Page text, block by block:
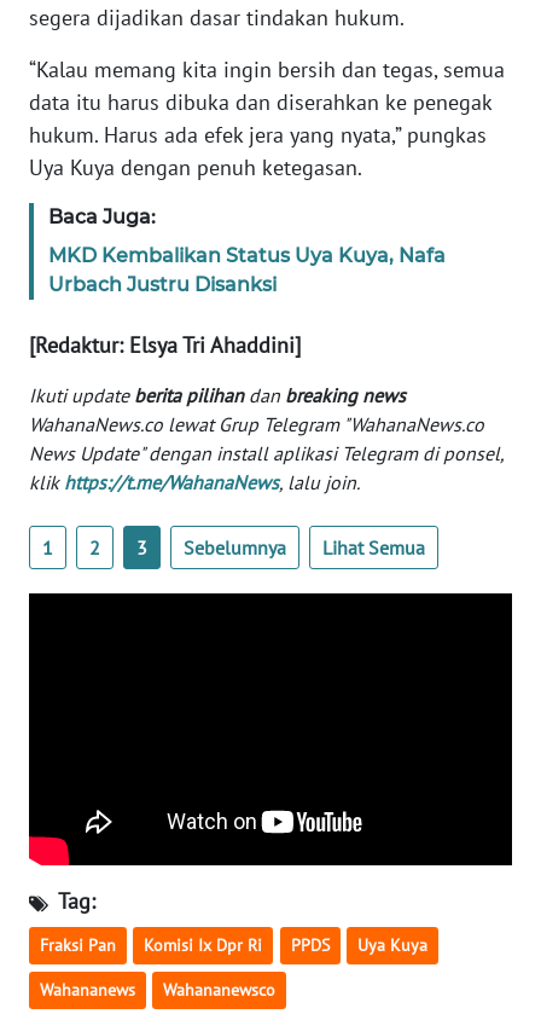
segera dijadikan dasar tindakan hukum.
“Kalau memang kita ingin bersih dan tegas, semua
data itu harus dibuka dan diserahkan ke penegak
hukum. Harus ada efek jera yang nyata,” pungkas
Uya Kuya dengan penuh ketegasan.
Baca Juga:
MKD Kembalikan Status Uya Kuya, Nafa
Urbach Justru Disanksi
[Redaktur: Elsya Tri Ahaddini]
Ikuti update berita pilihandan breaking news
WahanaNews.co lewat Grup Telegram "WahanaNews.co
News Update" dengan install aplikasi Telegram di ponsel,
klik https://t.me/WahanaNews, lalu join.
1 2 3 Sebelumnya Lihat Semua
Tag:
Fraksi Pan Komisi Ix Dpr Ri PPDS Uya Kuya
Wahananews Wahananewsco
KAMI
INFO
IKLAN
TENTANG
KAMI
MEDIA
REDAKSI
KARIR
DISCLAIMER
WN
JAKARTA
WN
JABAR
WN